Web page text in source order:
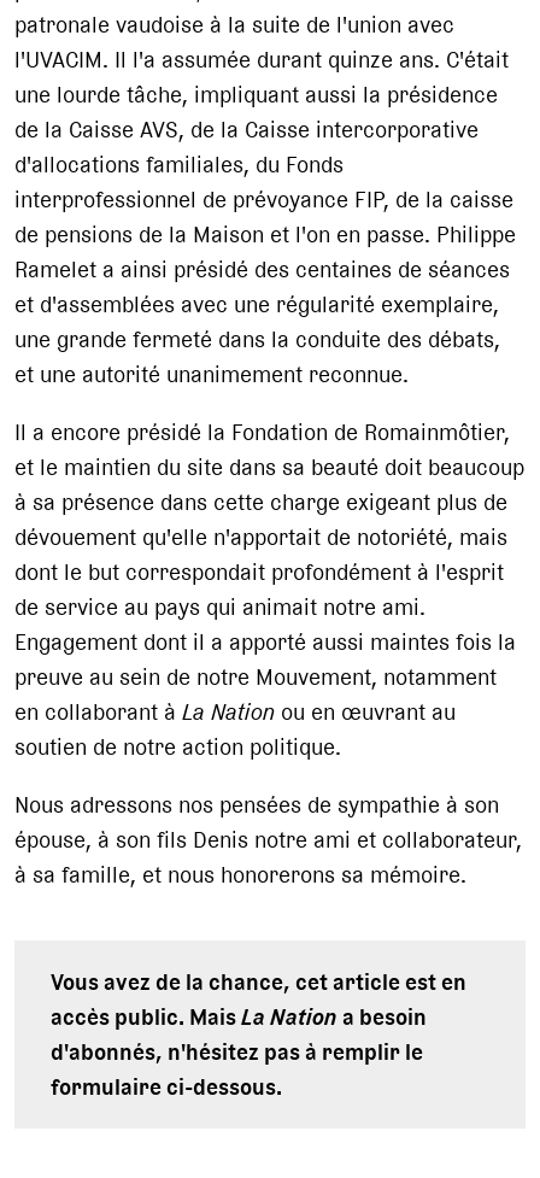
patronale vaudoise à la suite de l'union avec
l'UVACIM. Il l'a assumée durant quinze ans. C'était
une lourde tâche, impliquant aussi la présidence
de la Caisse AVS, de la Caisse intercorporative
d'allocations familiales, du Fonds
interprofessionnel de prévoyance FIP, de la caisse
de pensions de la Maison et l'on en passe. Philippe
Ramelet a ainsi présidé des centaines de séances
et d'assemblées avec une régularité exemplaire,
une grande fermeté dans la conduite des débats,
et une autorité unanimement reconnue.
Il a encore présidé la Fondation de Romainmôtier,
et le maintien du site dans sa beauté doit beaucoup
à sa présence dans cette charge exigeant plus de
dévouement qu'elle n'apportait de notoriété, mais
dont le but correspondait profondément à l'esprit
de service au pays qui animait notre ami.
Engagement dont il a apporté aussi maintes fois la
preuve au sein de notre Mouvement, notamment
en collaborant àLa Nation ou en œuvrant au
soutien de notre action politique.
Nous adressons nos pensées de sympathie à son
épouse, à son fils Denis notre ami et collaborateur,
à sa famille, et nous honorerons sa mémoire.
Vous avez de la chance, cet article est en
accès public. MaisLa Nationa besoin
d'abonnés, n'hésitez pas à remplir le
formulaire ci-dessous.